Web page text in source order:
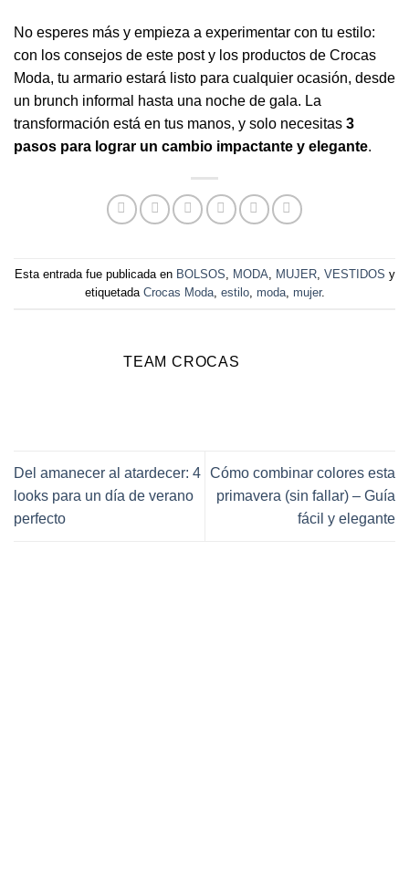
No esperes más y empieza a experimentar con tu estilo:
con los consejos de este post y los productos de Crocas
Moda, tu armario estará listo para cualquier ocasión, desde
un brunch informal hasta una noche de gala. La
transformación está en tus manos, y solo necesitas 3
pasos para lograr un cambio impactante y elegante.
Esta entrada fue publicada en BOLSOS MODA MUJER, VESTIDOS y
etiquetada Crocas Moda, estilo, moda, mujer.
TEAM CROCAS
Del amanecer al atardecer: 4
looks para un día de verano
perfecto
Cómo combinar colores esta
primavera (sin fallar) – Guía
fácil y elegante